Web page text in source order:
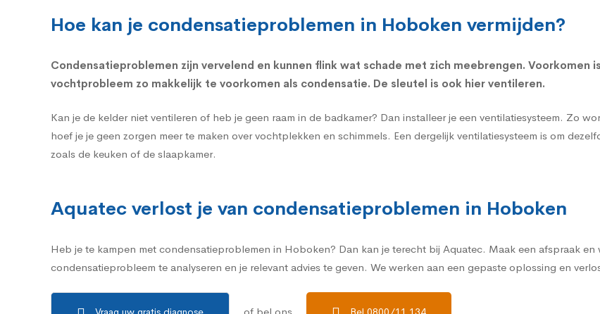
Hoe kan je condensatieproblemen in Hoboken vermijden?
Condensatieproblemen zijn vervelend en kunnen flink wat schade met zich meebrengen. Voorkomen
vochtprobleem zo makkelijk te voorkomen als condensatie. De sleutel is ook hier ventileren.
Kan je de kelder niet ventileren of heb je geen raam in de badkamer? Dan installeer je een ventilatiesysteem. Zo
hoef je je geen zorgen meer te maken over vochtplekken en schimmels. Een dergelijk ventilatiesysteem is om
zoals de keuken of de slaapkamer.
Aquatec verlost je van condensatieproblemen in Hoboken
Heb je te kampen met condensatieproblemen in Hoboken? Dan kan je terecht bij Aquatec. Maak een afspraak
condensatieprobleem te analyseren en je relevant advies te geven. We werken aan een gepaste oplossing en